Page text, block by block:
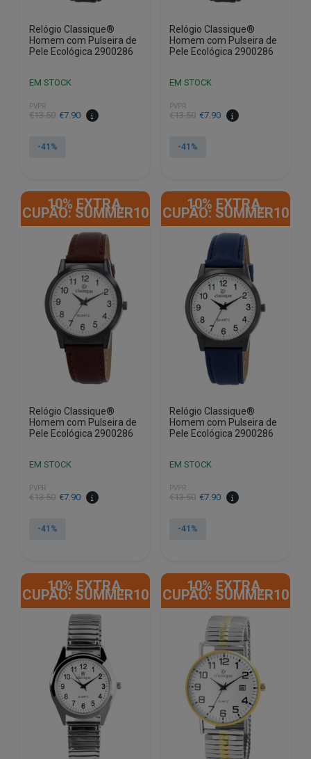
Relógio Classique®
Homem com Pulseira de
Pele Ecológica 2900286
EM STOCK
PVPR
€13.50
O
original
€7.90
O
atual
-41%
Relógio Classique®
Homem com Pulseira de
Pele Ecológica 2900286
EM STOCK
PVPR
€13.50
O
original
€7.90
O
atual
-41%
10% EXTRA,
CUPÃO: SUMMER10
Relógio Classique®
Homem com Pulseira de
Pele Ecológica 2900286
EM STOCK
PVPR
€13.50
O
original
€7.90
O
atual
-41%
10% EXTRA,
CUPÃO: SUMMER10
Relógio Classique®
Homem com Pulseira de
Pele Ecológica 2900286
EM STOCK
PVPR
€13.50
O
original
€7.90
O
atual
-41%
10% EXTRA,
CUPÃO: SUMMER10
10% EXTRA,
CUPÃO: SUMMER10